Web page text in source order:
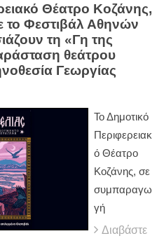
Θέατρο Κοζάνης,
Φεστιβάλ Αθηνών
τη «Γη της
θεάτρου
Γεωργίας
Το Δημοτικό
Περιφερειακ
ό Θέατρο
Κοζάνης, σε
συμπαραγω
γή
Διαβάστε